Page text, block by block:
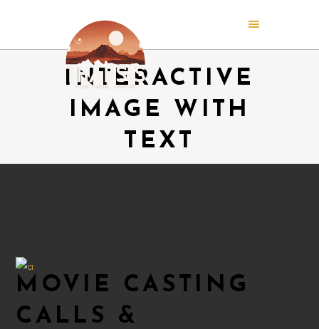
INTERACTIVE
IMAGE WITH
TEXT
MOVIE CASTING
CALLS &